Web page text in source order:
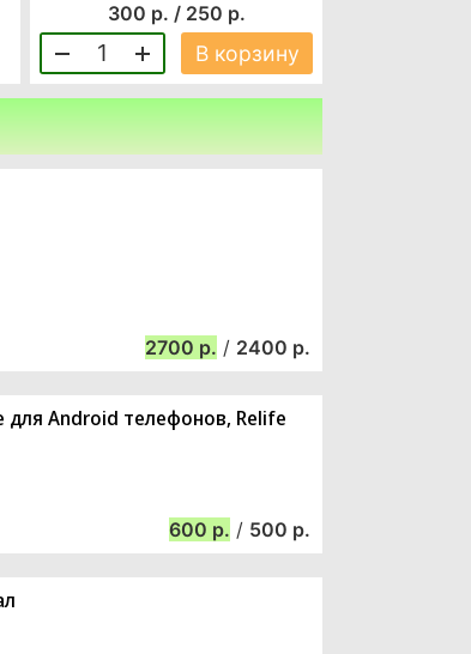
300 р. / 250 р.
1 В корзину
2700 / 2400
Android телефонов, Relife
600 / 500